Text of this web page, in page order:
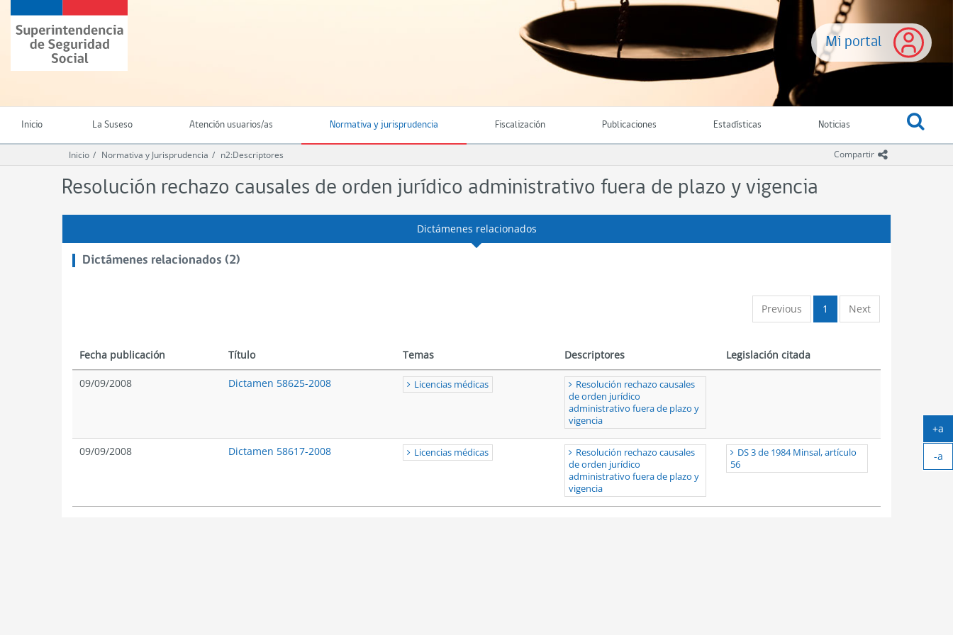
contenido
principal
Mi portal
Superintendencia
de
Seguridad
(SUSESO)
Chile
Inicio La Suseso Atención usuarios/as Normativa y jurisprudencia Fiscalización Publicaciones Estadísticas Noticias
Compartir icono
Inicio Normativa y Jurisprudencia n2:Descriptores
Resolución rechazo causales de orden jurídico administrativo fuera de plazo y vigencia
Dictámenes relacionados
Dictámenes relacionados (2)
Previous 1 Next
Fecha publicación Título Temas Descriptores Legislación citada
09/09/2008 Dictamen 58625-2008 Licencias médicas
Resolución rechazo causales
de orden jurídico
administrativo fuera de plazo y
vigencia
09/09/2008 Dictamen 58617-2008 Licencias médicas
Resolución rechazo causales
de orden jurídico
administrativo fuera de plazo y
vigencia
DS 3 de 1984 Minsal, artículo
56
+a
-a